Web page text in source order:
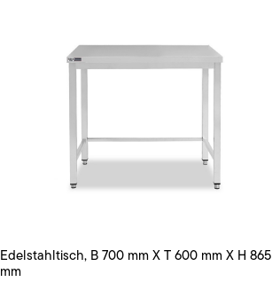
Edelstahltisch, B 700 mm X T 600 mm X H 865
mm